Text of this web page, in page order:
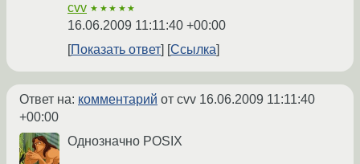
cvv ★★★★★
16.06.2009 11:11:40 +00:00
Показать ответ
Ссылка
Ответ на: комментарий от cvv 16.06.2009 11:11:40
+00:00
Однозначно POSIX